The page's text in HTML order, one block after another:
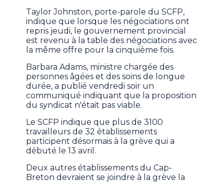
Taylor Johnston, porte-parole du SCFP,
indique que lorsque les négociations ont
repris jeudi, le gouvernement provincial
est revenu à la table des négociations avec
la même offre pour la cinquième fois.
Barbara Adams, ministre chargée des
personnes âgées et des soins de longue
durée, a publié vendredi soir un
communiqué indiquant que la proposition
du syndicat n'était pas viable.
Le SCFP indique que plus de 3100
travailleurs de 32 établissements
participent désormais à la grève qui a
débuté le 13 avril.
Deux autres établissements du Cap-
Breton devraient se joindre à la grève la